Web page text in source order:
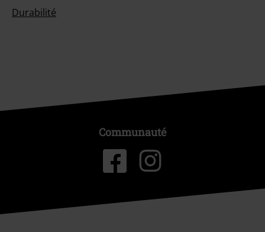
Durabilité
Communauté